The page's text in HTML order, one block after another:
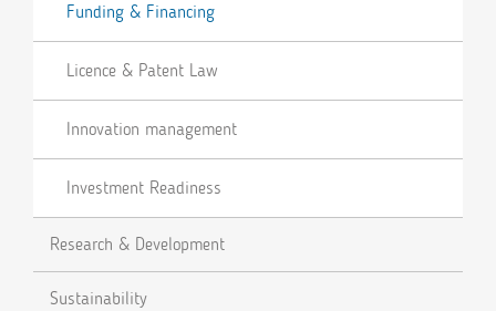
Funding & Financing
Licence & Patent Law
Innovation management
Investment Readiness
Research & Development
Sustainability